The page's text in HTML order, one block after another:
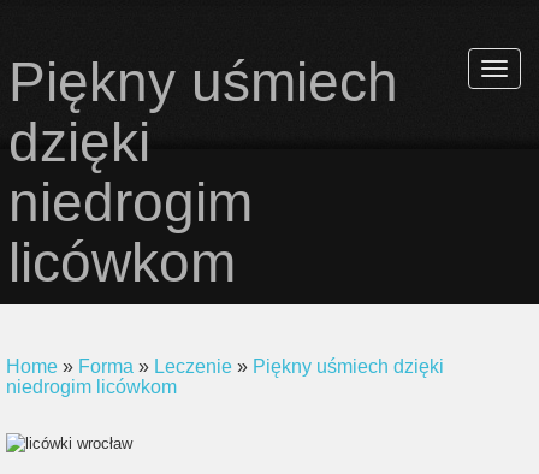
Piękny uśmiech
dzięki
niedrogim
licówkom
Home » Forma » Leczenie » Piękny uśmiech dzięki
niedrogim licówkom